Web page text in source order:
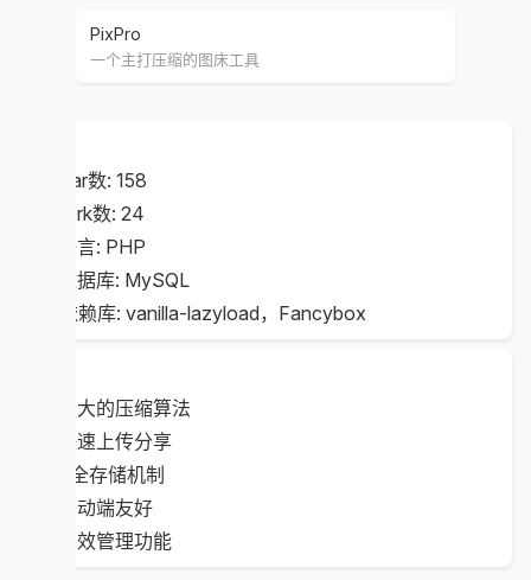
PixPro
一个主打压缩的图床工具
⭐ Star数: 158
🍴 fork数: 24
💻 语言: PHP
💾 数据库: MySQL
📚 依赖库: vanilla-lazyload，Fancybox
💪 强大的压缩算法
🚀 快速上传分享
🔒 安全存储机制
📱 移动端友好
🎯 高效管理功能